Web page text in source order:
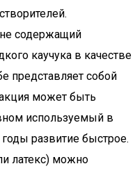
содержащий
каучука в качестве
представляет собой
может быть
используемый в
развитие быстрое.
латекс) можно